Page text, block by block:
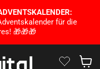
für die
🎁🎁🎁